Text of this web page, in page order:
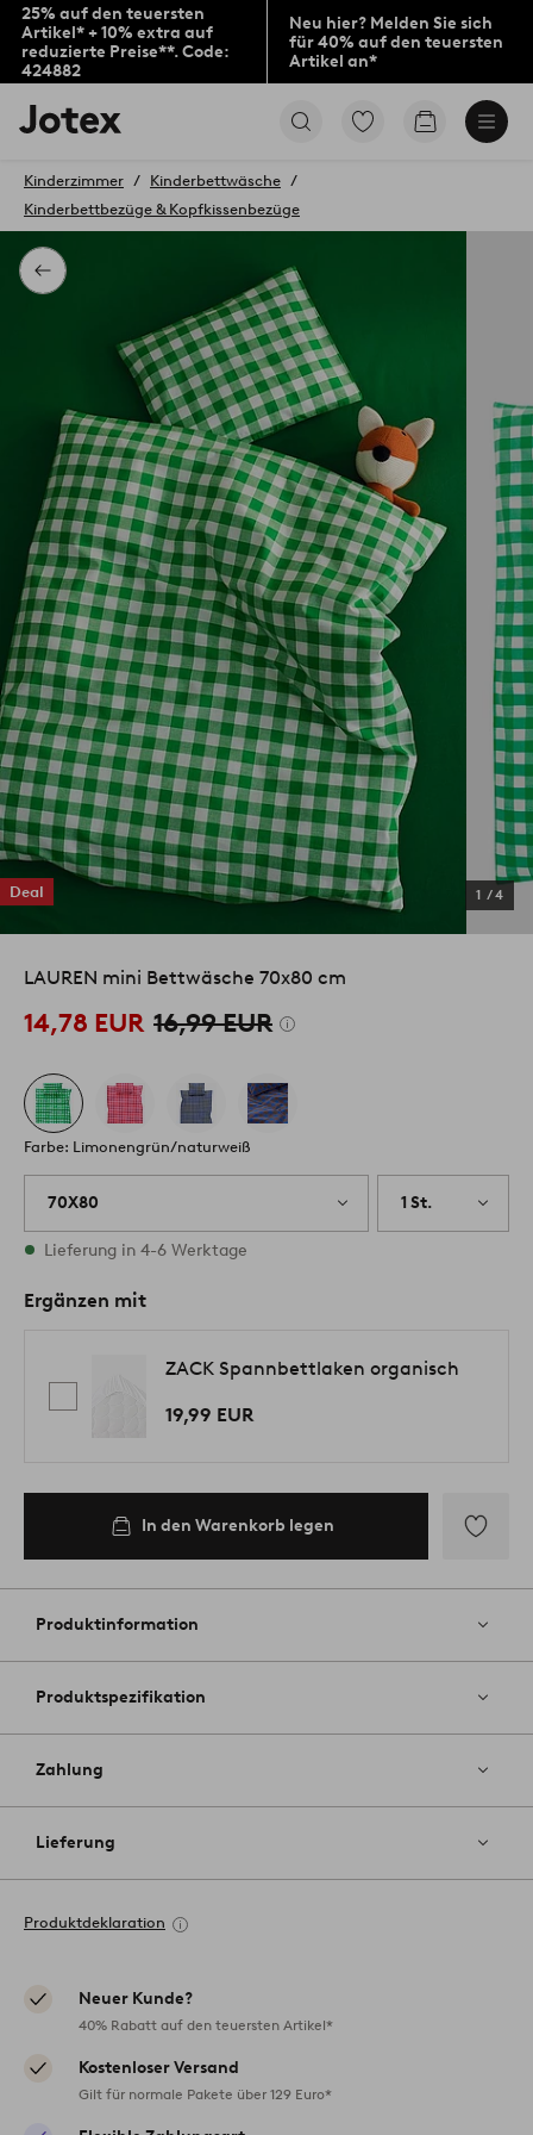
25% auf den teuersten
Artikel* + 10% extra auf
reduzierte Preise**. Code:
424882
Neu hier? Melden Sie sich
für 40% auf den teuersten
Artikel an*
Jotex-
Logo
zur
Startseite
wechseln
Zu
Produkten
Zum
Zurück
Kinderzimmer
Kinderbettwäsche
Kinderbettbezüge & Kopfkissenbezüge
Deal 1 /4
LAUREN mini Bettwäsche 70x80 cm
14,78 EUR 16,99 EUR
Farbe: Limonengrün/naturweiß
70X80 1 St.
Vorrätig
Lieferung in 4-6 Werktage
Ergänzen mit
ZACK Spannbettlaken organisch
19,99 EUR
In den Warenkorb legen
Favoriten
Produktinformation
Produktspezifikation
Zahlung
Lieferung
Produktdeklaration
Neuer Kunde?
40% Rabatt auf den teuersten Artikel*
Kostenloser Versand
Gilt für normale Pakete über 129 Euro*